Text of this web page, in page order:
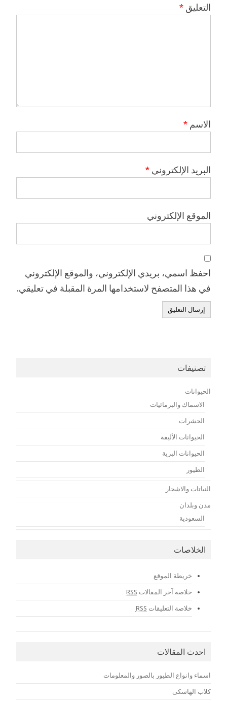
التعليق *
الاسم *
البريد الإلكتروني *
الموقع الإلكتروني
احفظ اسمي، بريدي الإلكتروني، والموقع الإلكتروني
في هذا المتصفح لاستخدامها المرة المقبلة في تعليقي.
تصنيفات
الحيوانات
الاسماك والبرمائيات
الحشرات
الحيوانات الأليفة
الحيوانات البرية
الطيور
النباتات والاشجار
مدن وبلدان
السعودية
الخلاصات
خريطة الموقع
خلاصة آخر المقالات RSS
خلاصة التعليقات RSS
احدث المقالات
اسماء وانواع الطيور بالصور والمعلومات
كلاب الهاسكى